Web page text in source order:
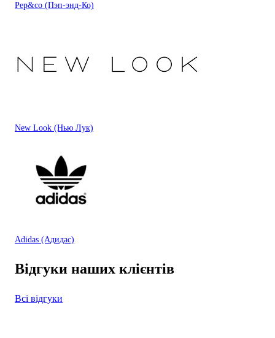
Pep&co (Пэп-энд-Ко)
New Look (Нью Лук)
Adidas (Адидас)
Відгуки наших клієнтів
Всі відгуки